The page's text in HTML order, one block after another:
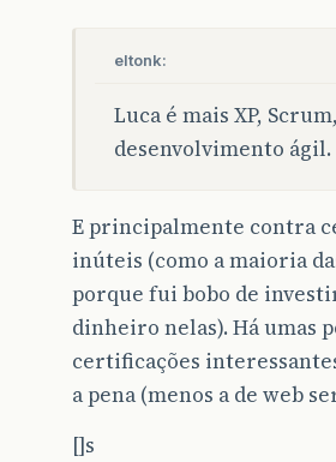
eltonk:
Luca é mais XP, Scrum,
desenvolvimento ágil.
E principalmente contra
inúteis (como a maioria
porque fui bobo de
dinheiro nelas). Há umas
certificações
a pena (menos a de web
[]s